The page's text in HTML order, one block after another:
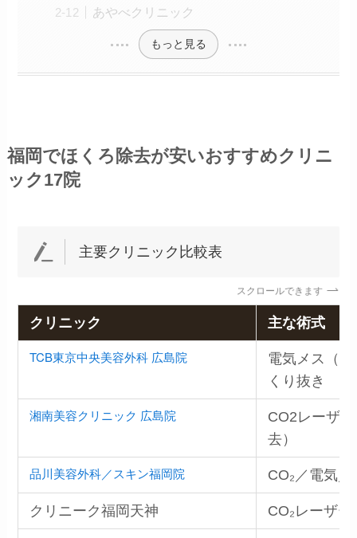
あやべクリニック
もっと見る
福岡でほくろ除去が安いおすすめクリニ
ック17院
主要クリニック比較表
スクロールできます
クリニック 主な術式
TCB東京中央美容外科 広島院
電気メス（
くり抜き
湘南美容クリニック 広島院
CO2レーザ
去）
品川美容外科／スキン福岡院 CO₂／電気／
クリニーク福岡天神 CO₂レーザー